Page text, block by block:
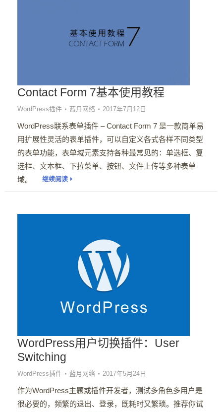
Contact Form 7基本使用教程
WordPress插件 蓝月网络 2017年7月12日
WordPress联系表单插件 – Contact Form 7 是一款简单易
用扩展性灵活的表单插件，可以自定义各式各样不同类型
的表单功能，表单域元素支持各种最常见的：单选框、复
选框、文本框、下拉菜单、按钮、文件上传等多种表单
域。
继续阅读
WordPress用户切换插件：User
Switching
WordPress插件 蓝月网络 2017年5月24日
作为WordPress主题或插件开发者，测试多角色多用户是
很必要的，频繁的退出、登录，既耗时又繁琐。推荐你试